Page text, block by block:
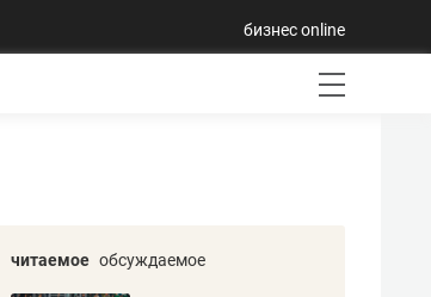
бизнес online
читаемое обсуждаемое